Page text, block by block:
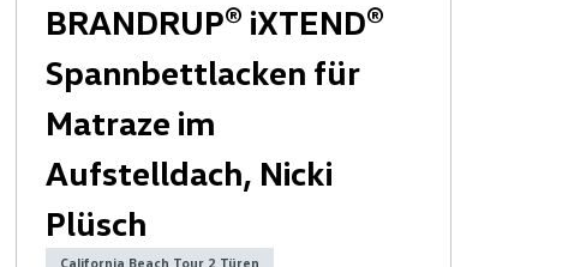
BRANDRUP® iXTEND®
Spannbettlacken für
Matraze im
Aufstelldach, Nicki
Plüsch
California Beach Tour 2 Türen